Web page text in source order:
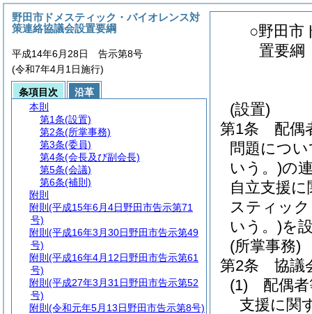
○野田市
置要綱
(設置)
第1条
配偶
問題につ
いう。)の
自立支援
スティッ
いう。)を
(所掌事務)
第2条
協議
(1)
配偶
支援に関
野田市ドメスティック・バイオレンス対
策連絡協議会設置要綱
平成14年6月28日 告示第8号
(令和7年4月1日施行)
条項目次
沿革
本則
第1条(設置)
第2条(所掌事務)
第3条(委員)
第4条(会長及び副会長)
第5条(会議)
第6条(補則)
附則
附則 (平成15年6月4日野田市告示第71
号)
附則 (平成16年3月30日野田市告示第49
号)
附則 (平成16年4月12日野田市告示第61
号)
附則 (平成27年3月31日野田市告示第52
号)
附則 (令和元年5月13日野田市告示第8号)